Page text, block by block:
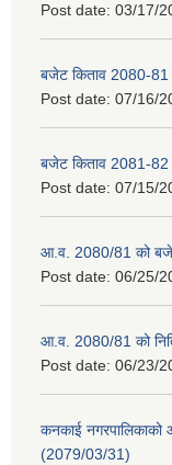
Post date: 03/17/
बजेट किताव 2080-81
Post date: 07/16/
बजेट किताव 2081-82
Post date: 07/15/
आ.व. 2080/81 को
Post date: 06/25/
आ.व. 2080/81 को
Post date: 06/23/
कनकाई
(2079/03/31)